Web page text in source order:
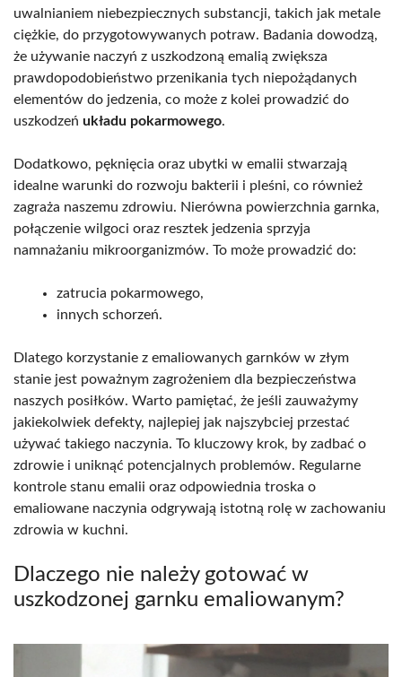
uwalnianiem niebezpiecznych substancji, takich jak metale
ciężkie, do przygotowywanych potraw. Badania dowodzą,
że używanie naczyń z uszkodzoną emalią zwiększa
prawdopodobieństwo przenikania tych niepożądanych
elementów do jedzenia, co może z kolei prowadzić do
uszkodzeń układu pokarmowego.
Dodatkowo, pęknięcia oraz ubytki w emalii stwarzają
idealne warunki do rozwoju bakterii i pleśni, co również
zagraża naszemu zdrowiu. Nierówna powierzchnia garnka,
połączenie wilgoci oraz resztek jedzenia sprzyja
namnażaniu mikroorganizmów. To może prowadzić do:
zatrucia pokarmowego,
innych schorzeń.
Dlatego korzystanie z emaliowanych garnków w złym
stanie jest poważnym zagrożeniem dla bezpieczeństwa
naszych posiłków. Warto pamiętać, że jeśli zauważymy
jakiekolwiek defekty, najlepiej jak najszybciej przestać
używać takiego naczynia. To kluczowy krok, by zadbać o
zdrowie i uniknąć potencjalnych problemów. Regularne
kontrole stanu emalii oraz odpowiednia troska o
emaliowane naczynia odgrywają istotną rolę w zachowaniu
zdrowia w kuchni.
Dlaczego nie należy gotować w
uszkodzonej garnku emaliowanym?